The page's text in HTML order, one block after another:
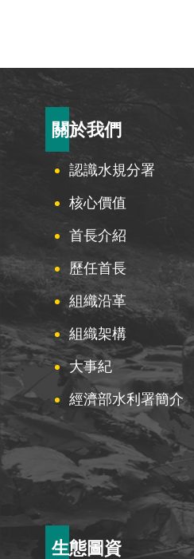
關於我們
認識水規分署
核心價值
首長介紹
歷任首長
組織沿革
組織架構
大事紀
經濟部水利署簡介
生態圖資